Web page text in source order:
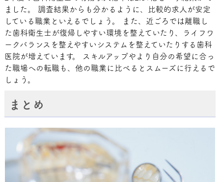
ました。 調査結果からも分かるように、比較的求人が安定
している職業といえるでしょう。 また、近ごろでは離職し
た歯科衛生士が復帰しやすい環境を整えていたり、ライフワ
ークバランスを整えやすいシステムを整えていたりする歯科
医院が増えています。 スキルアップやより自分の希望に合っ
た職場への転職も、他の職業に比べるとスムーズに行えるで
しょう。
まとめ